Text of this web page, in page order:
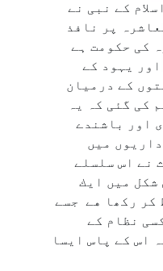
کے نبی نے
پر نافذ
کی حکومت ہے
یہود کے
کے درمیان
کی گئی کہ یہ
اور باشندے
میں
نے اس سلسلے
شكل ميں ايك
كر ركھا هے جسے
نظام کے
اس کے پاس ایسا